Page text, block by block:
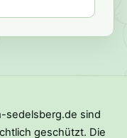
sedelsberg.de sind
geschützt. Die